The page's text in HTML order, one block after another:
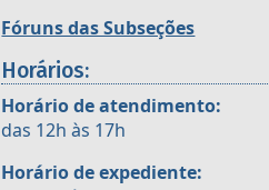
Fóruns das Subseções
Horários:
Horário de atendimento:
das 12h às 17h
Horário de expediente: